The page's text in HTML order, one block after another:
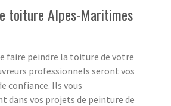
toiture Alpes-Maritimes
faire peindre la toiture de votre
professionnels seront vos
confiance. Ils vous
dans vos projets de peinture de